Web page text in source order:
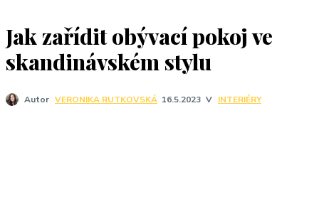
Jak zařídit obývací pokoj ve
skandinávském stylu
Autor VERONIKA RUTKOVSKÁ 16.5.2023 V INTERIÉRY